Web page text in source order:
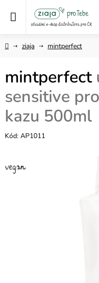
Domůziaja mintperfect
mintperfect
sensitive
kazu 500ml
Kód: AP1011